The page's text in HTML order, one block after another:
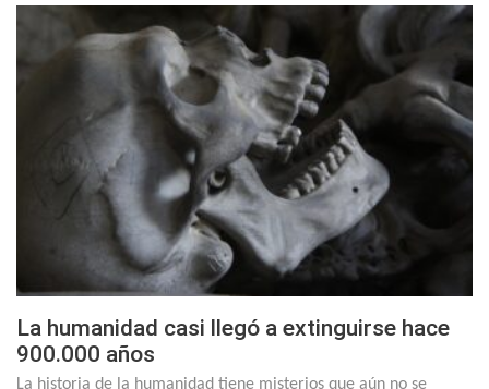
La humanidad casi llegó a extinguirse hace
900.000 años
La historia de la humanidad tiene misterios que aún no se